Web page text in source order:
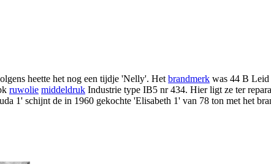
heette het nog een tijdje 'Nelly'. Het brandmerk was 44 B
ruwolie middeldruk Industrie type IB5 nr 434. Hier ligt ze ter
1' schijnt de in 1960 gekochte 'Elisabeth 1' van 78 ton met het